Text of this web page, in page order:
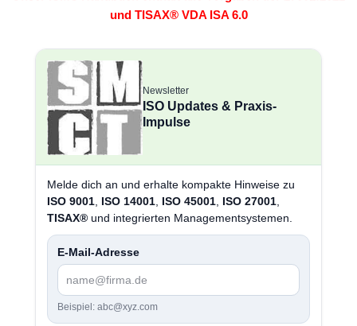
und TISAX® VDA ISA 6.0
Newsletter
ISO Updates & Praxis-
Impulse
Melde dich an und erhalte kompakte Hinweise zu
ISO 9001 ISO 14001 ISO 45001 ISO 27001
TISAX® und integrierten Managementsystemen.
E-Mail-Adresse
Beispiel: abc@xyz.com